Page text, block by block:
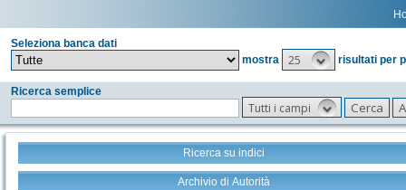
Seleziona banca dati
mostra
25 risultati per
Ricerca semplice
Tutti i campi
Ricerca su indici
Archivio di Autorità